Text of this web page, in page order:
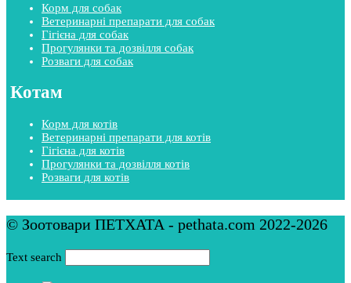
Корм для собак
Ветеринарні препарати для собак
Гігієна для собак
Прогулянки та дозвілля собак
Розваги для собак
Котам
Корм для котів
Ветеринарні препарати для котів
Гігієна для котів
Прогулянки та дозвілля котів
Розваги для котів
© Зоотовари ПЕТХАТА - pethata.com 2022-2026
Text search